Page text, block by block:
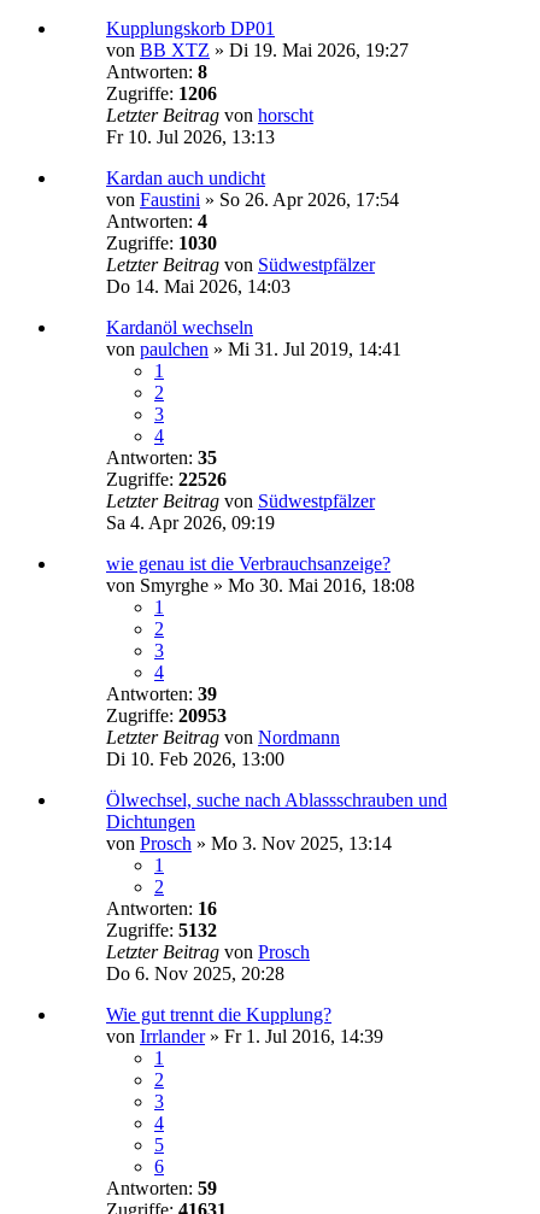
Kupplungskorb DP01
von BB XTZ » Di 19. Mai 2026, 19:27
Antworten: 8
Zugriffe: 1206
Letzter Beitrag von horscht
Fr 10. Jul 2026, 13:13
Kardan auch undicht
von Faustini » So 26. Apr 2026, 17:54
Antworten: 4
Zugriffe: 1030
Letzter Beitrag von Südwestpfälzer
Do 14. Mai 2026, 14:03
Kardanöl wechseln
von paulchen » Mi 31. Jul 2019, 14:41
1
2
3
4
Antworten: 35
Zugriffe: 22526
Letzter Beitrag von Südwestpfälzer
Sa 4. Apr 2026, 09:19
wie genau ist die Verbrauchsanzeige?
von Smyrghe » Mo 30. Mai 2016, 18:08
1
2
3
4
Antworten: 39
Zugriffe: 20953
Letzter Beitrag von Nordmann
Di 10. Feb 2026, 13:00
Ölwechsel, suche nach Ablassschrauben und
Dichtungen
von Prosch » Mo 3. Nov 2025, 13:14
1
2
Antworten: 16
Zugriffe: 5132
Letzter Beitrag von Prosch
Do 6. Nov 2025, 20:28
Wie gut trennt die Kupplung?
von Irrlander» Fr 1. Jul 2016, 14:39
1
2
3
4
5
6
Antworten: 59